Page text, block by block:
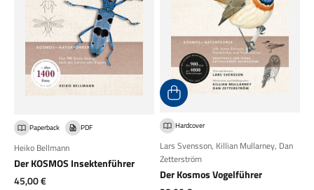
Paperback PDF
Heiko Bellmann
Der KOSMOS Insektenführer
Angebot
45,00 €
Hardcover
Lars Svensson, Killian Mullarney, Dan
Zetterström
Der Kosmos Vogelführer